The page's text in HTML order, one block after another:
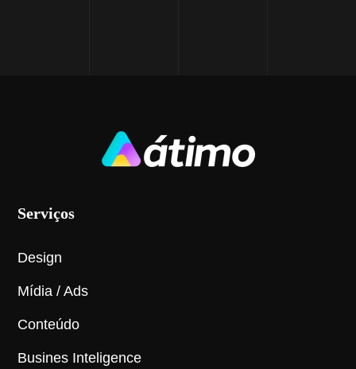
Serviços
Design
Mídia / Ads
Conteúdo
Busines Inteligence